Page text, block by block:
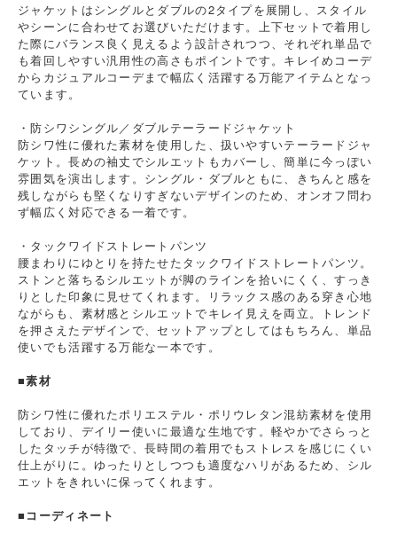
ジャケットはシングルとダブルの2タイプを展開し、スタイル
やシーンに合わせてお選びいただけます。上下セットで着用し
た際にバランス良く見えるよう設計されつつ、それぞれ単品で
も着回しやすい汎用性の高さもポイントです。キレイめコーデ
からカジュアルコーデまで幅広く活躍する万能アイテムとなっ
ています。
・防シワシングル／ダブルテーラードジャケット
防シワ性に優れた素材を使用した、扱いやすいテーラードジャ
ケット。長めの袖丈でシルエットもカバーし、簡単に今っぽい
雰囲気を演出します。シングル・ダブルともに、きちんと感を
残しながらも堅くなりすぎないデザインのため、オンオフ問わ
ず幅広く対応できる一着です。
・タックワイドストレートパンツ
腰まわりにゆとりを持たせたタックワイドストレートパンツ。
ストンと落ちるシルエットが脚のラインを拾いにくく、すっき
りとした印象に見せてくれます。リラックス感のある穿き心地
ながらも、素材感とシルエットでキレイ見えを両立。トレンド
を押さえたデザインで、セットアップとしてはもちろん、単品
使いでも活躍する万能な一本です。
■素材
防シワ性に優れたポリエステル・ポリウレタン混紡素材を使用
しており、デイリー使いに最適な生地です。軽やかでさらっと
したタッチが特徴で、長時間の着用でもストレスを感じにくい
仕上がりに。ゆったりとしつつも適度なハリがあるため、シル
エットをきれいに保ってくれます。
■コーディネート